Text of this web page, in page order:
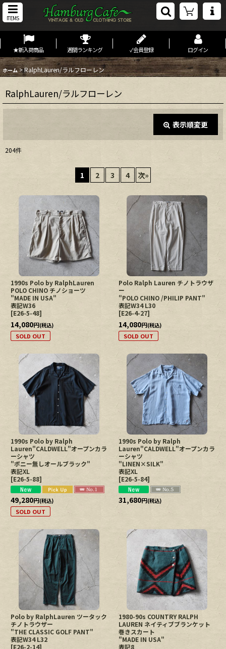
ITEMS
★新入荷商品 週間ランキング ✓会員登録 ログイン
ホーム >RalphLauren/ラルフローレン
RalphLauren/ラルフローレン
表示順変更
並び順:
204件
1 2 3 4 次»
1990s Polo by RalphLauren
POLO CHINO チノショーツ
"MADE IN USA"
表記W36
[E26-5-48]
14,080円(税込)
SOLD OUT
Polo Ralph Lauren チノトラウザ
ー
"POLO CHINO /PHILIP PANT"
表記W34 L30
[E26-4-27]
14,080円(税込)
SOLD OUT
1990s Polo by Ralph
Lauren"CALDWELL"オープンカラ
ーシャツ
"ポニー無しオールブラック"
表記XL
[E26-5-88]
49,280円(税込)
SOLD OUT
1990s Polo by Ralph
Lauren"CALDWELL"オープンカラ
ーシャツ
"LINEN×SILK"
表記XL
[E26-5-84]
31,680円(税込)
Polo by RalphLauren ツータック
チノトラウザー
"THE CLASSIC GOLF PANT"
表記W34 L32
[E26-2-14]
1980-90s COUNTRY RALPH
LAUREN ネイティブブランケット
巻きスカート
"MADE IN USA"
表記8